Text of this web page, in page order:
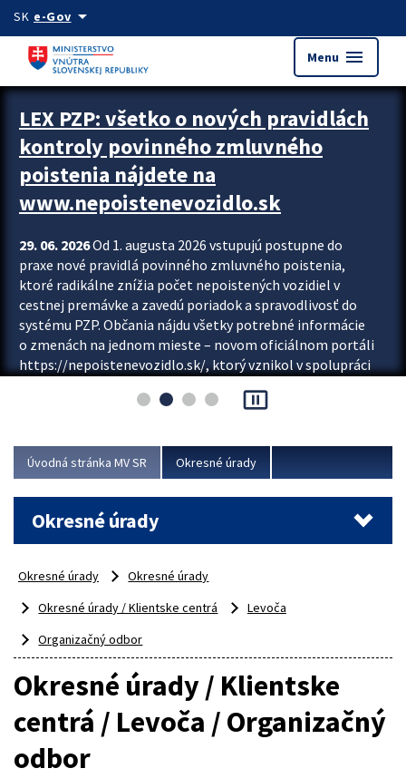
Preskocit na hlavný obsah
SK e-Govarrow_drop_down
Menu menu
Zastavit automatický posun upútavok
LEX PZP: všetko o nových pravidlách
kontroly povinného zmluvného
poistenia nájdete na
www.nepoistenevozidlo.sk
29. 06. 2026Od 1. augusta 2026 vstupujú postupne do
praxe nové pravidlá povinného zmluvného poistenia,
ktoré radikálne znížia počet nepoistených vozidiel v
cestnej premávke a zavedú poriadok a spravodlivosť do
systému PZP. Občania nájdu všetky potrebné informácie
o zmenách na jednom mieste – novom oficiálnom portáli
https://nepoistenevozidlo.sk/, ktorý vznikol v spolupráci
asociácie poisťovní (SLASPO) a Ministerstva vnútra SR.
Viac
pause_presentation
Úvodná stránka MV SR Okresné úrady
Okresné úrady
Okresné úrady
Okresné úrady
Okresné úrady / Klientske centrá
Levoča
Organizačný odbor
Okresné úrady / Klientske
centrá / Levoča / Organizačný
odbor